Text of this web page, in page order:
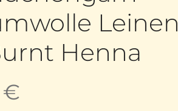
Leinen
Henna
€